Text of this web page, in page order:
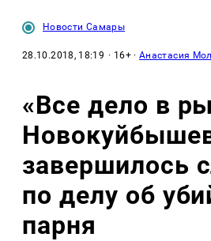
Новости Самары
28.10.2018, 18:19 · 16+ ·Анастасия
«Все дело в
завершилось
по делу об
парня